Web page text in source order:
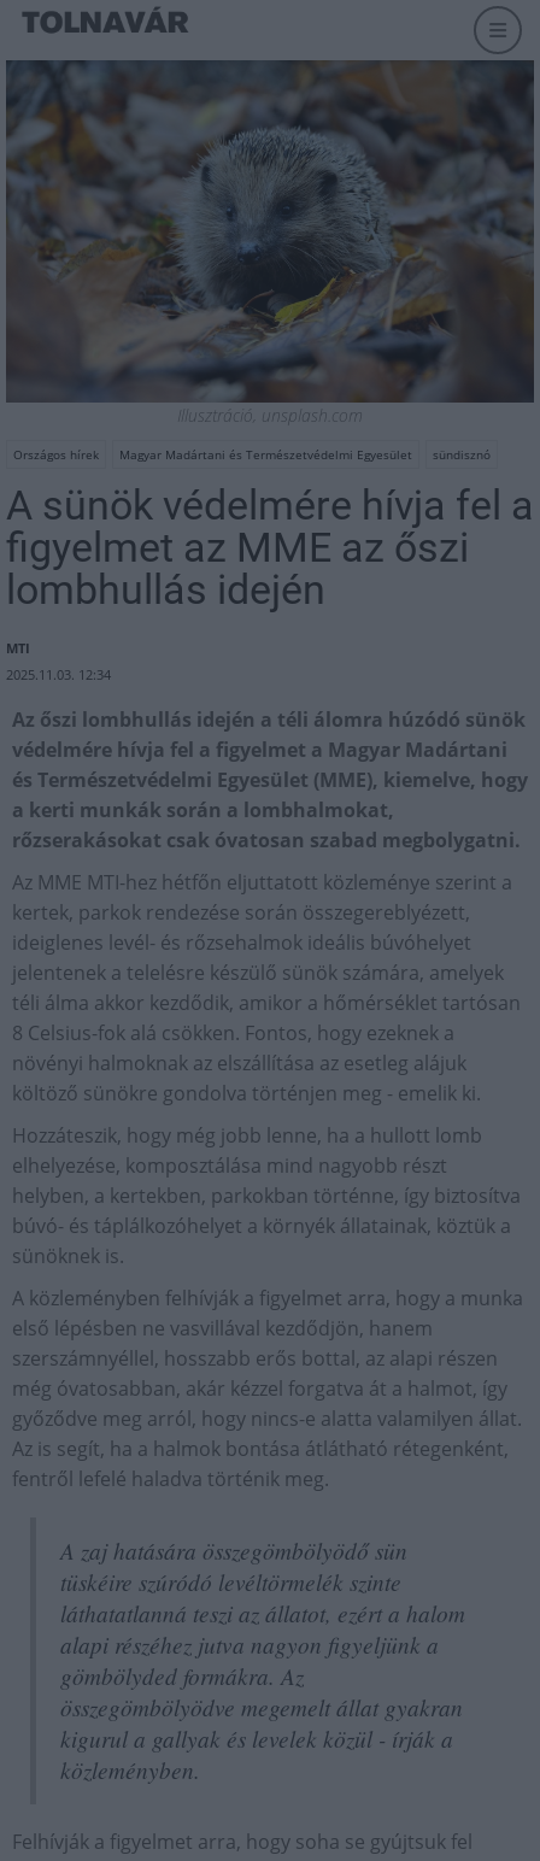
Illusztráció, unsplash.com
Országos hírek Magyar Madártani és Természetvédelmi Egyesület sündisznó
A sünök védelmére hívja fel a
figyelmet az MME az őszi
lombhullás idején
MTI
2025.11.03. 12:34
Az őszi lombhullás idején a téli álomra húzódó sünök
védelmére hívja fel a figyelmet a Magyar Madártani
és Természetvédelmi Egyesület (MME), kiemelve, hogy
a kerti munkák során a lombhalmokat,
rőzserakásokat csak óvatosan szabad megbolygatni.
Az MME MTI-hez hétfőn eljuttatott közleménye szerint a
kertek, parkok rendezése során összegereblyézett,
ideiglenes levél- és rőzsehalmok ideális búvóhelyet
jelentenek a telelésre készülő sünök számára, amelyek
téli álma akkor kezdődik, amikor a hőmérséklet tartósan
8 Celsius-fok alá csökken. Fontos, hogy ezeknek a
növényi halmoknak az elszállítása az esetleg alájuk
költöző sünökre gondolva történjen meg - emelik ki.
Hozzáteszik, hogy még jobb lenne, ha a hullott lomb
elhelyezése, komposztálása mind nagyobb részt
helyben, a kertekben, parkokban történne, így biztosítva
búvó- és táplálkozóhelyet a környék állatainak, köztük a
sünöknek is.
A közleményben felhívják a figyelmet arra, hogy a munka
első lépésben ne vasvillával kezdődjön, hanem
szerszámnyéllel, hosszabb erős bottal, az alapi részen
még óvatosabban, akár kézzel forgatva át a halmot, így
győződve meg arról, hogy nincs-e alatta valamilyen állat.
Az is segít, ha a halmok bontása átlátható rétegenként,
fentről lefelé haladva történik meg.
A zaj hatására összegömbölyödő sün
tüskéire szúródó levéltörmelék szinte
láthatatlanná teszi az állatot, ezért a halom
alapi részéhez jutva nagyon figyeljünk a
gömbölyded formákra. Az
összegömbölyödve megemelt állat gyakran
kigurul a gallyak és levelek közül - írják a
közleményben.
Felhívják a figyelmet arra, hogy soha se gyújtsuk fel